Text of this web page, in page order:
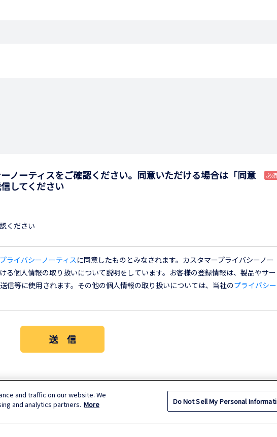
ノーティスをご確認ください。同意いただける場合は「同意
してください
ください
ライバシーノーティスに同意したものとみなされます。カスタマープライバシーノー
る個人情報の取り扱いについて説明をしています。お客様の登録情報は、製品やサー
信等に使用されます。その他の個人情報の取り扱いについては、当社のプライバシー
and traffic on our website. We
and analytics partners. More
Do Not Sell My Personal